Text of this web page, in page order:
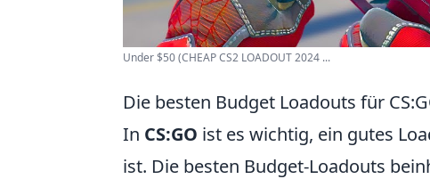
Under $50 (CHEAP CS2 LOADOUT 2024 ...
Die besten Budget Loadouts für
In CS:GO ist es wichtig, ein gutes
ist. Die besten Budget-Loadouts